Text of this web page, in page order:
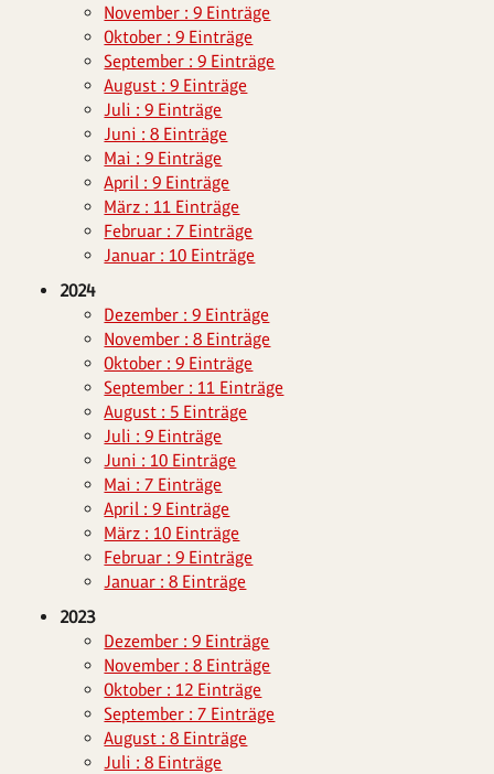
November : 9 Einträge
Oktober : 9 Einträge
September : 9 Einträge
August : 9 Einträge
Juli : 9 Einträge
Juni : 8 Einträge
Mai : 9 Einträge
April : 9 Einträge
März : 11 Einträge
Februar : 7 Einträge
Januar : 10 Einträge
2024
Dezember : 9 Einträge
November : 8 Einträge
Oktober : 9 Einträge
September : 11 Einträge
August : 5 Einträge
Juli : 9 Einträge
Juni : 10 Einträge
Mai : 7 Einträge
April : 9 Einträge
März : 10 Einträge
Februar : 9 Einträge
Januar : 8 Einträge
2023
Dezember : 9 Einträge
November : 8 Einträge
Oktober : 12 Einträge
September : 7 Einträge
August : 8 Einträge
Juli : 8 Einträge